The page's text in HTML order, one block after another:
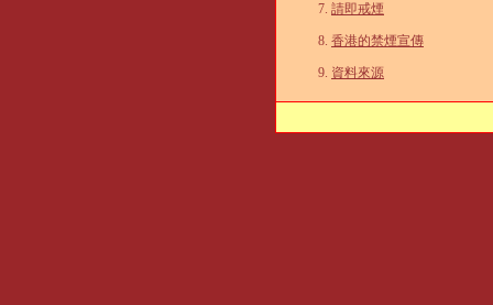
請即戒煙
香港的禁煙宣傳
資料來源